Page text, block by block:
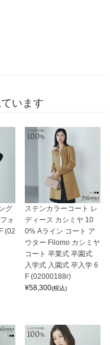
います
グ
ォ
(02
ステンカラーコート レ
ディース カシミヤ 10
0% Aライン コート ア
ウター Filomo カシミヤ
コート 卒業式 卒園式
入学式 入園式 卒入学 6
F (02000188r)
¥58,300(税込)